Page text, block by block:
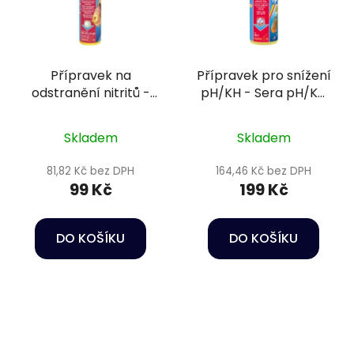
Přípravek na
odstranění nitritů -
Skladem
81,82 Kč bez DPH
99 Kč
DO KOŠÍKU
Přípravek pro snížení
pH/KH - Sera pH/KH
Skladem
164,46 Kč bez DPH
199 Kč
DO KOŠÍKU